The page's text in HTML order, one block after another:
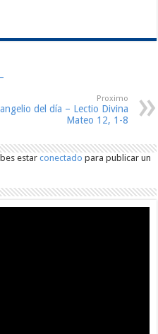
Proximo
del día – Lectio Divina
Mateo 12, 1-8
estarconectado para publicar un